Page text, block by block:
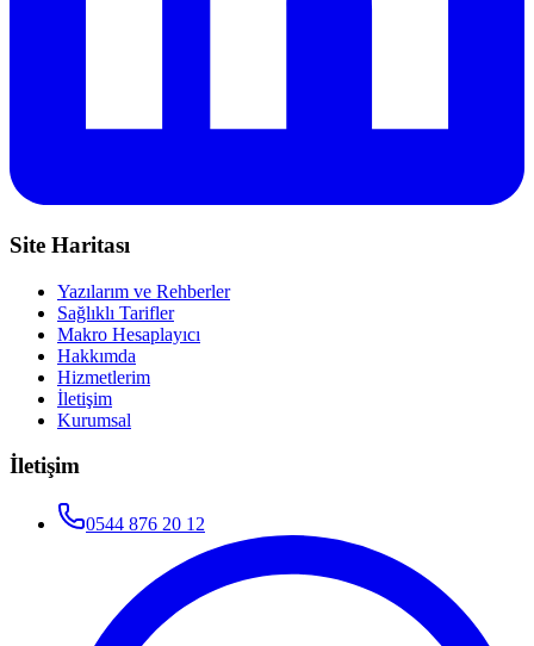
Site Haritası
Yazılarım ve Rehberler
Sağlıklı Tarifler
Makro Hesaplayıcı
Hakkımda
Hizmetlerim
İletişim
Kurumsal
İletişim
0544 876 20 12